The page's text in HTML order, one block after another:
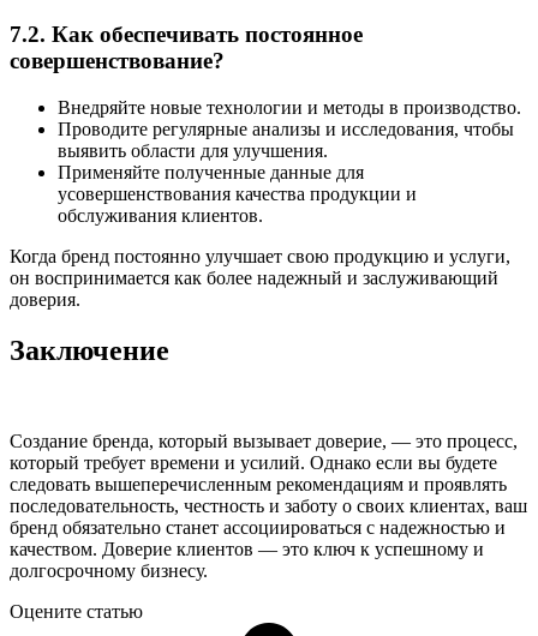
7.2. Как обеспечивать постоянное
совершенствование?
Внедряйте новые технологии и методы в производство.
Проводите регулярные анализы и исследования, чтобы
выявить области для улучшения.
Применяйте полученные данные для
усовершенствования качества продукции и
обслуживания клиентов.
Когда бренд постоянно улучшает свою продукцию и услуги,
он воспринимается как более надежный и заслуживающий
доверия.
Заключение
Создание бренда, который вызывает доверие, — это процесс,
который требует времени и усилий. Однако если вы будете
следовать вышеперечисленным рекомендациям и проявлять
последовательность, честность и заботу о своих клиентах, ваш
бренд обязательно станет ассоциироваться с надежностью и
качеством. Доверие клиентов — это ключ к успешному и
долгосрочному бизнесу.
Оцените статью